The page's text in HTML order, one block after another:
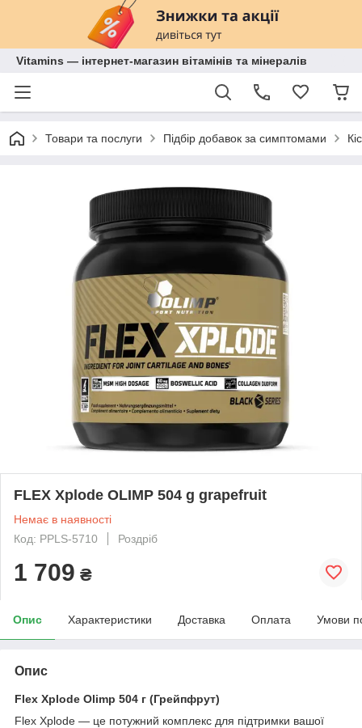
Vitamins — інтернет-магазин вітамінів та мінералів
Товари та послуги Підбір добавок за симптомами
FLEX Xplode OLIMP 504 g grapefruit
Немає в наявності
Код: PPLS-5710
Роздріб
1 709 ₴
Опис Характеристики Доставка Оплата Умови
Опис
Flex Xplode Olimp 504 г (Грейпфрут)
Flex Xplode — це потужний комплекс для підтримки вашої